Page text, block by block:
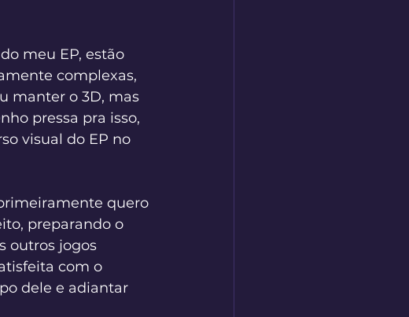
meu EP, estão
complexas,
manter o 3D, mas
pressa pra isso,
visual do EP no
quero
preparando o
outros jogos
com o
dele e adiantar